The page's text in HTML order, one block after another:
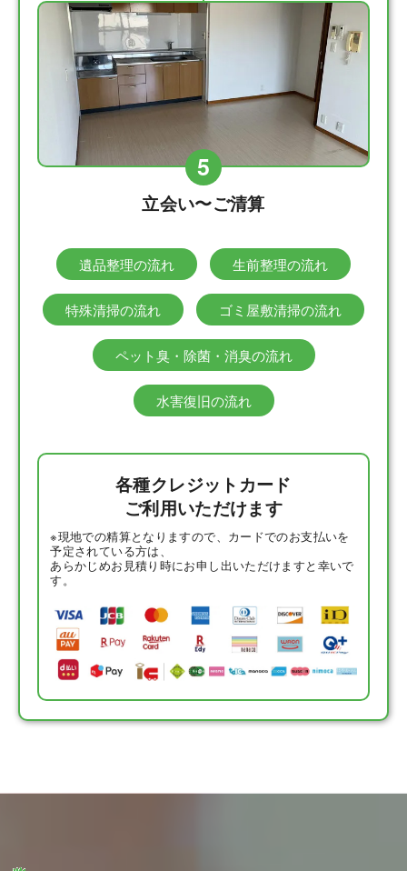
5
立会い〜ご清算
遺品整理の流れ 生前整理の流れ
特殊清掃の流れ ゴミ屋敷清掃の流れ
ペット臭・除菌・消臭の流れ
水害復旧の流れ
各種クレジットカード
ご利用いただけます
※現地での精算となりますので、カードでのお支払いを
予定されている方は、
あらかじめお見積り時にお申し出いただけますと幸いで
す。